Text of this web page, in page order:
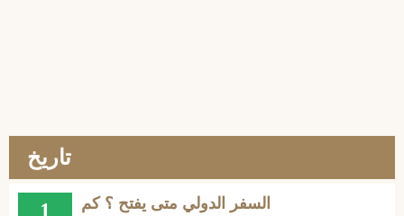
تاريخ
1
السفر الدولي متى يفتح ؟ كم